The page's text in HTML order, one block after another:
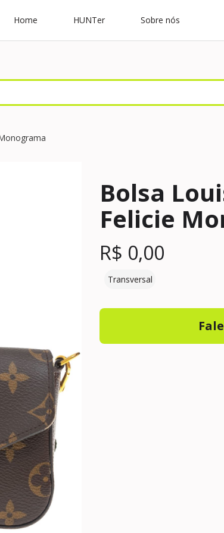
Home HUNTer Sobre nós
Bolsa
Felicie
R$ 0,00
Transversal